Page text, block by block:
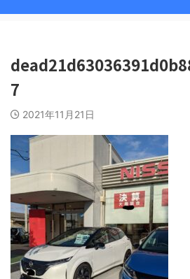
7
2021年11月21日